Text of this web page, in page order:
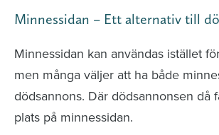
Minnessidan – Ett alternativ till
Minnessidan kan användas istället
men många väljer att ha både
dödsannons. Där dödsannonsen då
plats på minnessidan.